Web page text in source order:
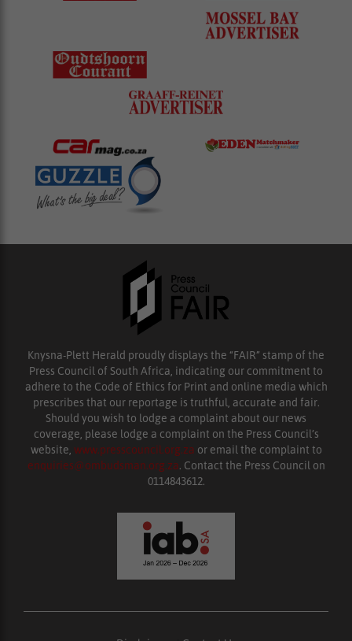
Knysna-Plett Herald proudly displays the “FAIR” stamp of the
Press Council of South Africa, indicating our commitment to
adhere to the Code of Ethics for Print and online media which
prescribes that our reportage is truthful, accurate and fair.
Should you wish to lodge a complaint about our news
coverage, please lodge a complaint on the Press Council’s
website, www.presscouncil.org.za or email the complaint to
enquiries@ombudsman.org.za. Contact the Press Council on
0114843612.